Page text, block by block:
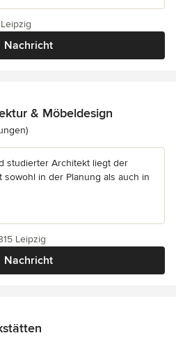
Nachricht
& Möbeldesign
5 von 5 Sternen
studierter Architekt liegt der
in der Planung als auch in
Nachricht
Leipzig